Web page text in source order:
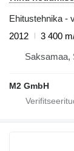
Ehitustehnika -
2012
3 400
Saksamaa,
M2 GmbH